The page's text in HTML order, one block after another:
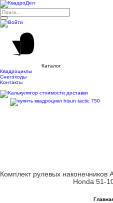
Каталог
Квадроциклы
Снегоходы
Контакты
Комплект рулевых наконечников
Honda 51-